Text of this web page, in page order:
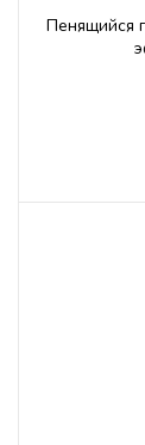
Пенящийся